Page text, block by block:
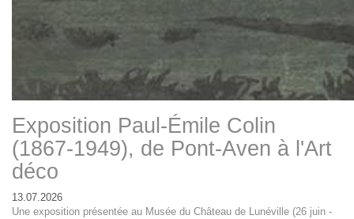
Exposition Paul-Émile Colin
(1867-1949), de Pont-Aven à l'Art
déco
13.07.2026
Une exposition présentée au Musée du Château de Lunéville (26 juin -